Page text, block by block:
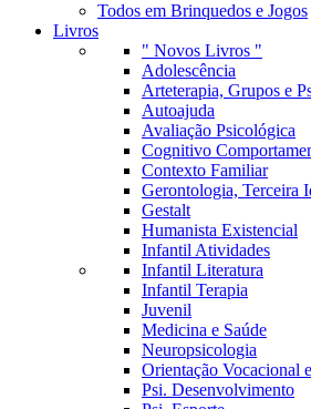
Todos em Brinquedos e Jogos
Livros
" Novos Livros "
Adolescência
Arteterapia, Grupos e
Autoajuda
Avaliação Psicológica
Cognitivo
Contexto Familiar
Gerontologia, Terceira
Gestalt
Humanista Existencial
Infantil Atividades
Infantil Literatura
Infantil Terapia
Juvenil
Medicina e Saúde
Neuropsicologia
Orientação Vocacional
Psi. Desenvolvimento